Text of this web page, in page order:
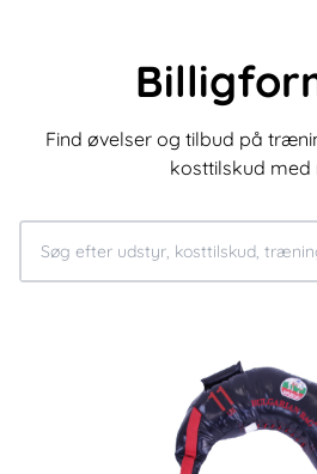
Find øvelser og tilbud på
kosttilskud med